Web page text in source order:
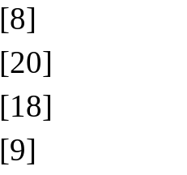
[8]
[20]
[18]
[9]